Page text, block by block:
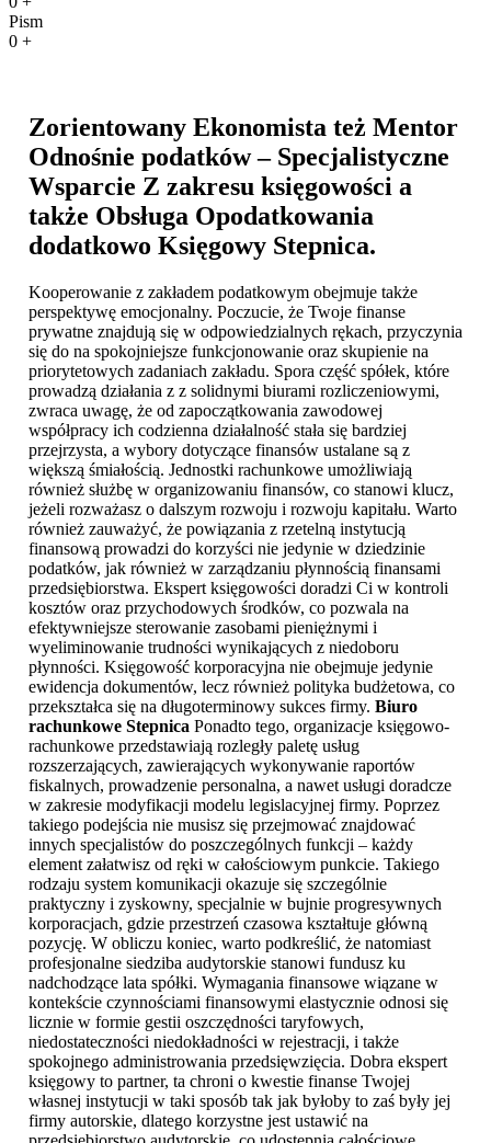
Pism
0 +
Zorientowany Ekonomista też Mentor
Odnośnie podatków – Specjalistyczne
Wsparcie Z zakresu księgowości a
także Obsługa Opodatkowania
dodatkowo Księgowy Stepnica.
Kooperowanie z zakładem podatkowym obejmuje także
perspektywę emocjonalny. Poczucie, że Twoje finanse
prywatne znajdują się w odpowiedzialnych rękach, przyczynia
się do na spokojniejsze funkcjonowanie oraz skupienie na
priorytetowych zadaniach zakładu. Spora część spółek, które
prowadzą działania z z solidnymi biurami rozliczeniowymi,
zwraca uwagę, że od zapoczątkowania zawodowej
współpracy ich codzienna działalność stała się bardziej
przejrzysta, a wybory dotyczące finansów ustalane są z
większą śmiałością. Jednostki rachunkowe umożliwiają
również służbę w organizowaniu finansów, co stanowi klucz,
jeżeli rozważasz o dalszym rozwoju i rozwoju kapitału. Warto
również zauważyć, że powiązania z rzetelną instytucją
finansową prowadzi do korzyści nie jedynie w dziedzinie
podatków, jak również w zarządzaniu płynnością finansami
przedsiębiorstwa. Ekspert księgowości doradzi Ci w kontroli
kosztów oraz przychodowych środków, co pozwala na
efektywniejsze sterowanie zasobami pieniężnymi i
wyeliminowanie trudności wynikających z niedoboru
płynności. Księgowość korporacyjna nie obejmuje jedynie
ewidencja dokumentów, lecz również polityka budżetowa, co
przekształca się na długoterminowy sukces firmy. Biuro
rachunkowe Stepnica Ponadto tego, organizacje księgowo-
rachunkowe przedstawiają rozległy paletę usług
rozszerzających, zawierających wykonywanie raportów
fiskalnych, prowadzenie personalna, a nawet usługi doradcze
w zakresie modyfikacji modelu legislacyjnej firmy. Poprzez
takiego podejścia nie musisz się przejmować znajdować
innych specjalistów do poszczególnych funkcji – każdy
element załatwisz od ręki w całościowym punkcie. Takiego
rodzaju system komunikacji okazuje się szczególnie
praktyczny i zyskowny, specjalnie w bujnie progresywnych
korporacjach, gdzie przestrzeń czasowa kształtuje główną
pozycję. W obliczu koniec, warto podkreślić, że natomiast
profesjonalne siedziba audytorskie stanowi fundusz ku
nadchodzące lata spółki. Wymagania finansowe wiązane w
kontekście czynnościami finansowymi elastycznie odnosi się
licznie w formie gestii oszczędności taryfowych,
niedostateczności niedokładności w rejestracji, i także
spokojnego administrowania przedsięwzięcia. Dobra ekspert
księgowy to partner, ta chroni o kwestie finanse Twojej
własnej instytucji w taki sposób tak jak byłoby to zaś były jej
firmy autorskie, dlatego korzystne jest ustawić na